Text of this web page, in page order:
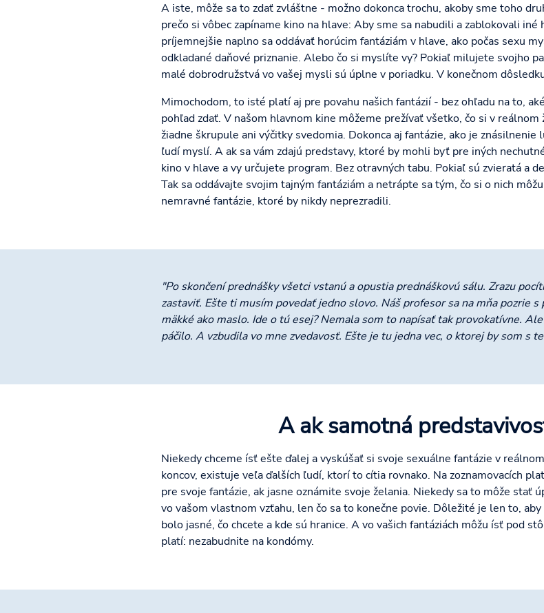
A iste, môže sa to zdať zvláštne - možno dokonca trochu, akoby sme toho
prečo si vôbec zapíname kino na hlave: Aby sme sa nabudili a zablokovali
príjemnejšie naplno sa oddávať horúcim fantáziám v hlave, ako počas sexu
odkladané daňové priznanie. Alebo čo si myslíte vy? Pokiaľ milujete svojho
malé dobrodružstvá vo vašej mysli sú úplne v poriadku. V konečnom
Mimochodom, to isté platí aj pre povahu našich fantázií - bez ohľadu na to,
pohľad zdať. V našom hlavnom kine môžeme prežívať všetko, čo si v
žiadne škrupule ani výčitky svedomia. Dokonca aj fantázie, ako je znásilnenie
ľudí myslí. A ak sa vám zdajú predstavy, ktoré by mohli byť pre iných
kino v hlave a vy určujete program. Bez otravných tabu. Pokiaľ sú zvieratá a
Tak sa oddávajte svojim tajným fantáziám a netrápte sa tým, čo si o nich
nemravné fantázie, ktoré by nikdy neprezradili.
"Po skončení prednášky všetci vstanú a opustia prednáškovú sálu. Zrazu
zastaviť. Ešte ti musím povedať jedno slovo. Náš profesor sa na mňa pozrie s
mäkké ako maslo. Ide o tú esej? Nemala som to napísať tak provokatívne.
páčilo. A vzbudila vo mne zvedavosť. Ešte je tu jedna vec, o ktorej by som s
A ak samotná
Niekedy chceme ísť ešte ďalej a vyskúšať si svoje sexuálne fantázie v
koncov, existuje veľa ďalších ľudí, ktorí to cítia rovnako. Na zoznamovacích
pre svoje fantázie, ak jasne oznámite svoje želania. Niekedy sa to môže stať
vo vašom vlastnom vzťahu, len čo sa to konečne povie. Dôležité je len to,
bolo jasné, čo chcete a kde sú hranice. A vo vašich fantáziách môžu ísť pod
platí: nezabudnite na kondómy.